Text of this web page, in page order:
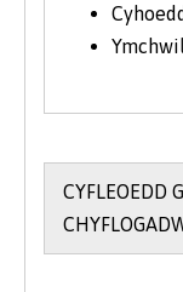
CYFLEOEDD